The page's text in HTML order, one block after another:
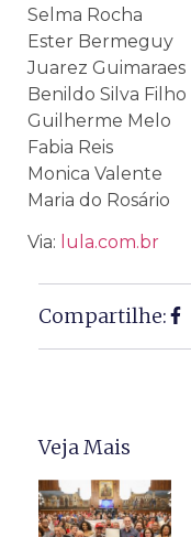
Selma Rocha
Ester Bermeguy
Juarez Guimaraes
Benildo Silva Filho
Guilherme Melo
Fabia Reis
Monica Valente
Maria do Rosário
Via: lula.com.br
Compartilhe:
Veja Mais